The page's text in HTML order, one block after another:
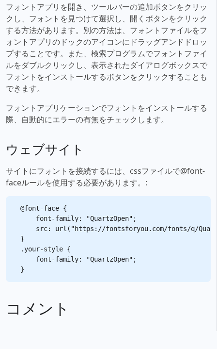
フォントアプリを開き、ツールバーの追加ボタンをクリッ
クし、フォントを見つけて選択し、開くボタンをクリック
する方法があります。別の方法は、フォントファイルをフ
ォントアプリのドックのアイコンにドラッグアンドドロッ
プすることです。また、検索プログラムでフォントファイ
ルをダブルクリックし、表示されたダイアログボックスで
フォントをインストールするボタンをクリックすることも
できます。
フォントアプリケーションでフォントをインストールする
際、自動的にエラーの有無をチェックします。
ウェブサイト
サイトにフォントを接続するには、cssファイルで@font-
faceルールを使用する必要があります。:
@font-face {
    font-family: "QuartzOpen";
src: url("https://fontsforyou.com/fonts/q/
}
.your-style {
    font-family: "QuartzOpen";
コメント